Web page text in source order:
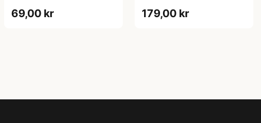
69,00 kr 179,00 kr